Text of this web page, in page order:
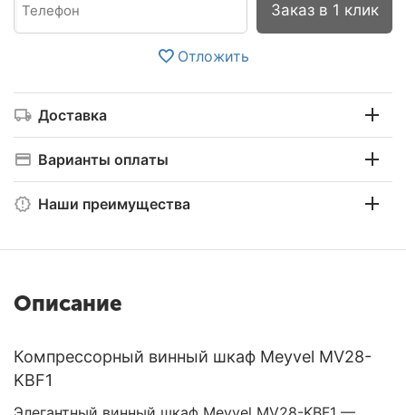
Заказ в 1 клик
Отложить
Доставка
Варианты оплаты
Наши преимущества
Описание
Компрессорный винный шкаф Meyvel MV28-
KBF1